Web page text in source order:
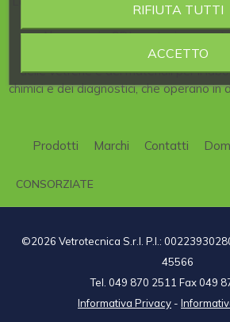
Distribuzione di articoli per
Al consorzio CDL partecipano
specializzate nel campo della
delle vetrerie e dei materiali per il
chimici e dei diagnostici, che operano in
Prodotti Marchi Contatti
CONSORZIATE
RIFIUTA TUTTI
ACCETTO
©2026 Vetrotecnica S.r.l. P.I.:
45566
Tel. 049 870 2511 Fax 049
Informativa Privacy -